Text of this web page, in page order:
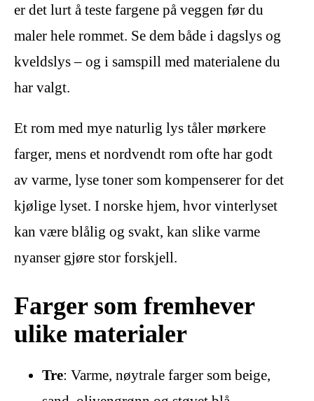
er det lurt å teste fargene på veggen før du
maler hele rommet. Se dem både i dagslys og
kveldslys – og i samspill med materialene du
har valgt.
Et rom med mye naturlig lys tåler mørkere
farger, mens et nordvendt rom ofte har godt
av varme, lyse toner som kompenserer for det
kjølige lyset. I norske hjem, hvor vinterlyset
kan være blålig og svakt, kan slike varme
nyanser gjøre stor forskjell.
Farger som fremhever
ulike materialer
Tre: Varme, nøytrale farger som beige,